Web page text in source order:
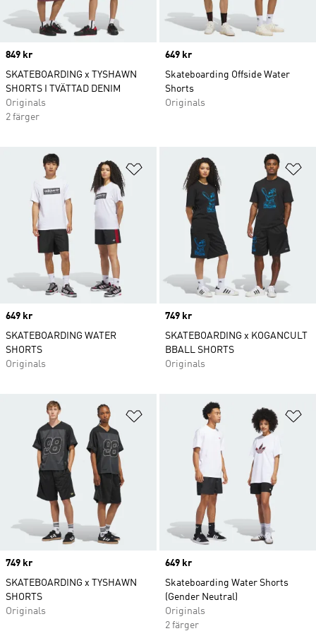
Price
849 kr
SKATEBOARDING x TYSHAWN
SHORTS I TVÄTTAD DENIM
Originals
2 färger
Price
649 kr
Skateboarding Offside Water
Shorts
Originals
Lägg till på önskelistan
Price
649 kr
SKATEBOARDING WATER
SHORTS
Originals
Price
749 kr
SKATEBOARDING x KOGANCULT
BBALL SHORTS
Originals
Lägg till på önskelistan
Price
749 kr
SKATEBOARDING x TYSHAWN
SHORTS
Originals
Price
649 kr
Skateboarding Water Shorts
(Gender Neutral)
Originals
2 färger